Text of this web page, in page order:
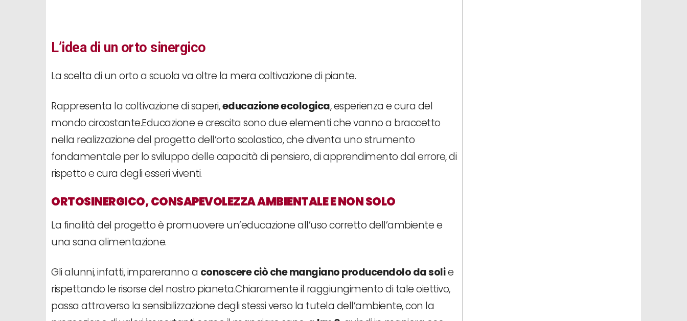
L’idea di un orto sinergico
La scelta di un orto a scuola va oltre la mera coltivazione di piante.
Rappresenta la coltivazione di saperi,educazione ecologica, esperienza e cura del
mondo circostante.Educazione e crescita sono due elementi che vanno a braccetto
nella realizzazione del progetto dell’orto scolastico, che diventa uno strumento
fondamentale per lo sviluppo delle capacità di pensiero, di apprendimento dal errore, di
rispetto e cura degli esseri viventi.
ORTOSINERGICO, CONSAPEVOLEZZA AMBIENTALE E NON SOLO
La finalità del progetto è promuovere un’educazione all’uso corretto dell’ambiente e
una sana alimentazione.
Gli alunni, infatti, impareranno a conoscere ciò che mangiano producendolo da solie
rispettando le risorse del nostro pianeta.Chiaramente il raggiungimento di tale oiettivo,
passa attraverso la sensibilizzazione degli stessi verso la tutela dell’ambiente, con la